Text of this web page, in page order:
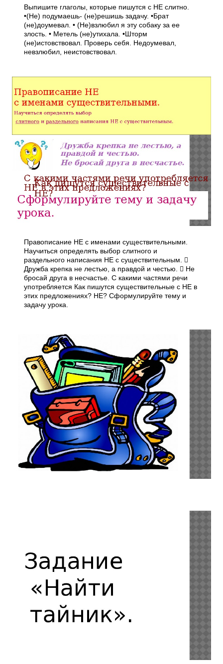
Выпишите глаголы, которые пишутся с НЕ слитно.
•(Не) подумаешь- (не)решишь задачу. •Брат
(не)доумевал. • (Не)взлюбил я эту собаку за ее
злость. • Метель (не)утихала. •Шторм
(не)истовствовал. Проверь себя. Недоумевал,
невзлюбил, неистовствовал.
Правописание НЕ с именами существительными.
Научиться определять выбор слитного и
раздельного написания НЕ с существительным. 
Дружба крепка не лестью, а правдой и честью.  Не
бросай друга в несчастье. С какими частями речи
употребляется Как пишутся существительные с НЕ в
этих предложениях? НЕ? Сформулируйте тему и
задачу урока.